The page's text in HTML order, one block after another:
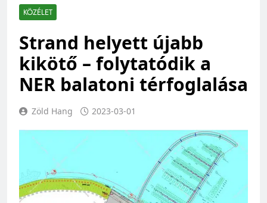
KÖZÉLET
Strand helyett újabb
kikötő – folytatódik a
NER balatoni térfoglalása
Zöld Hang 2023-03-01